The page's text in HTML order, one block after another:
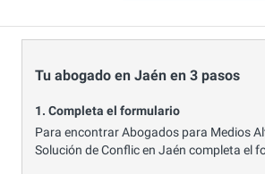
Tu abogado en Jaén en 3 pasos
1. Completa el formulario
Para encontrar Abogados para Medios
Solución de Conflic en Jaén completa el